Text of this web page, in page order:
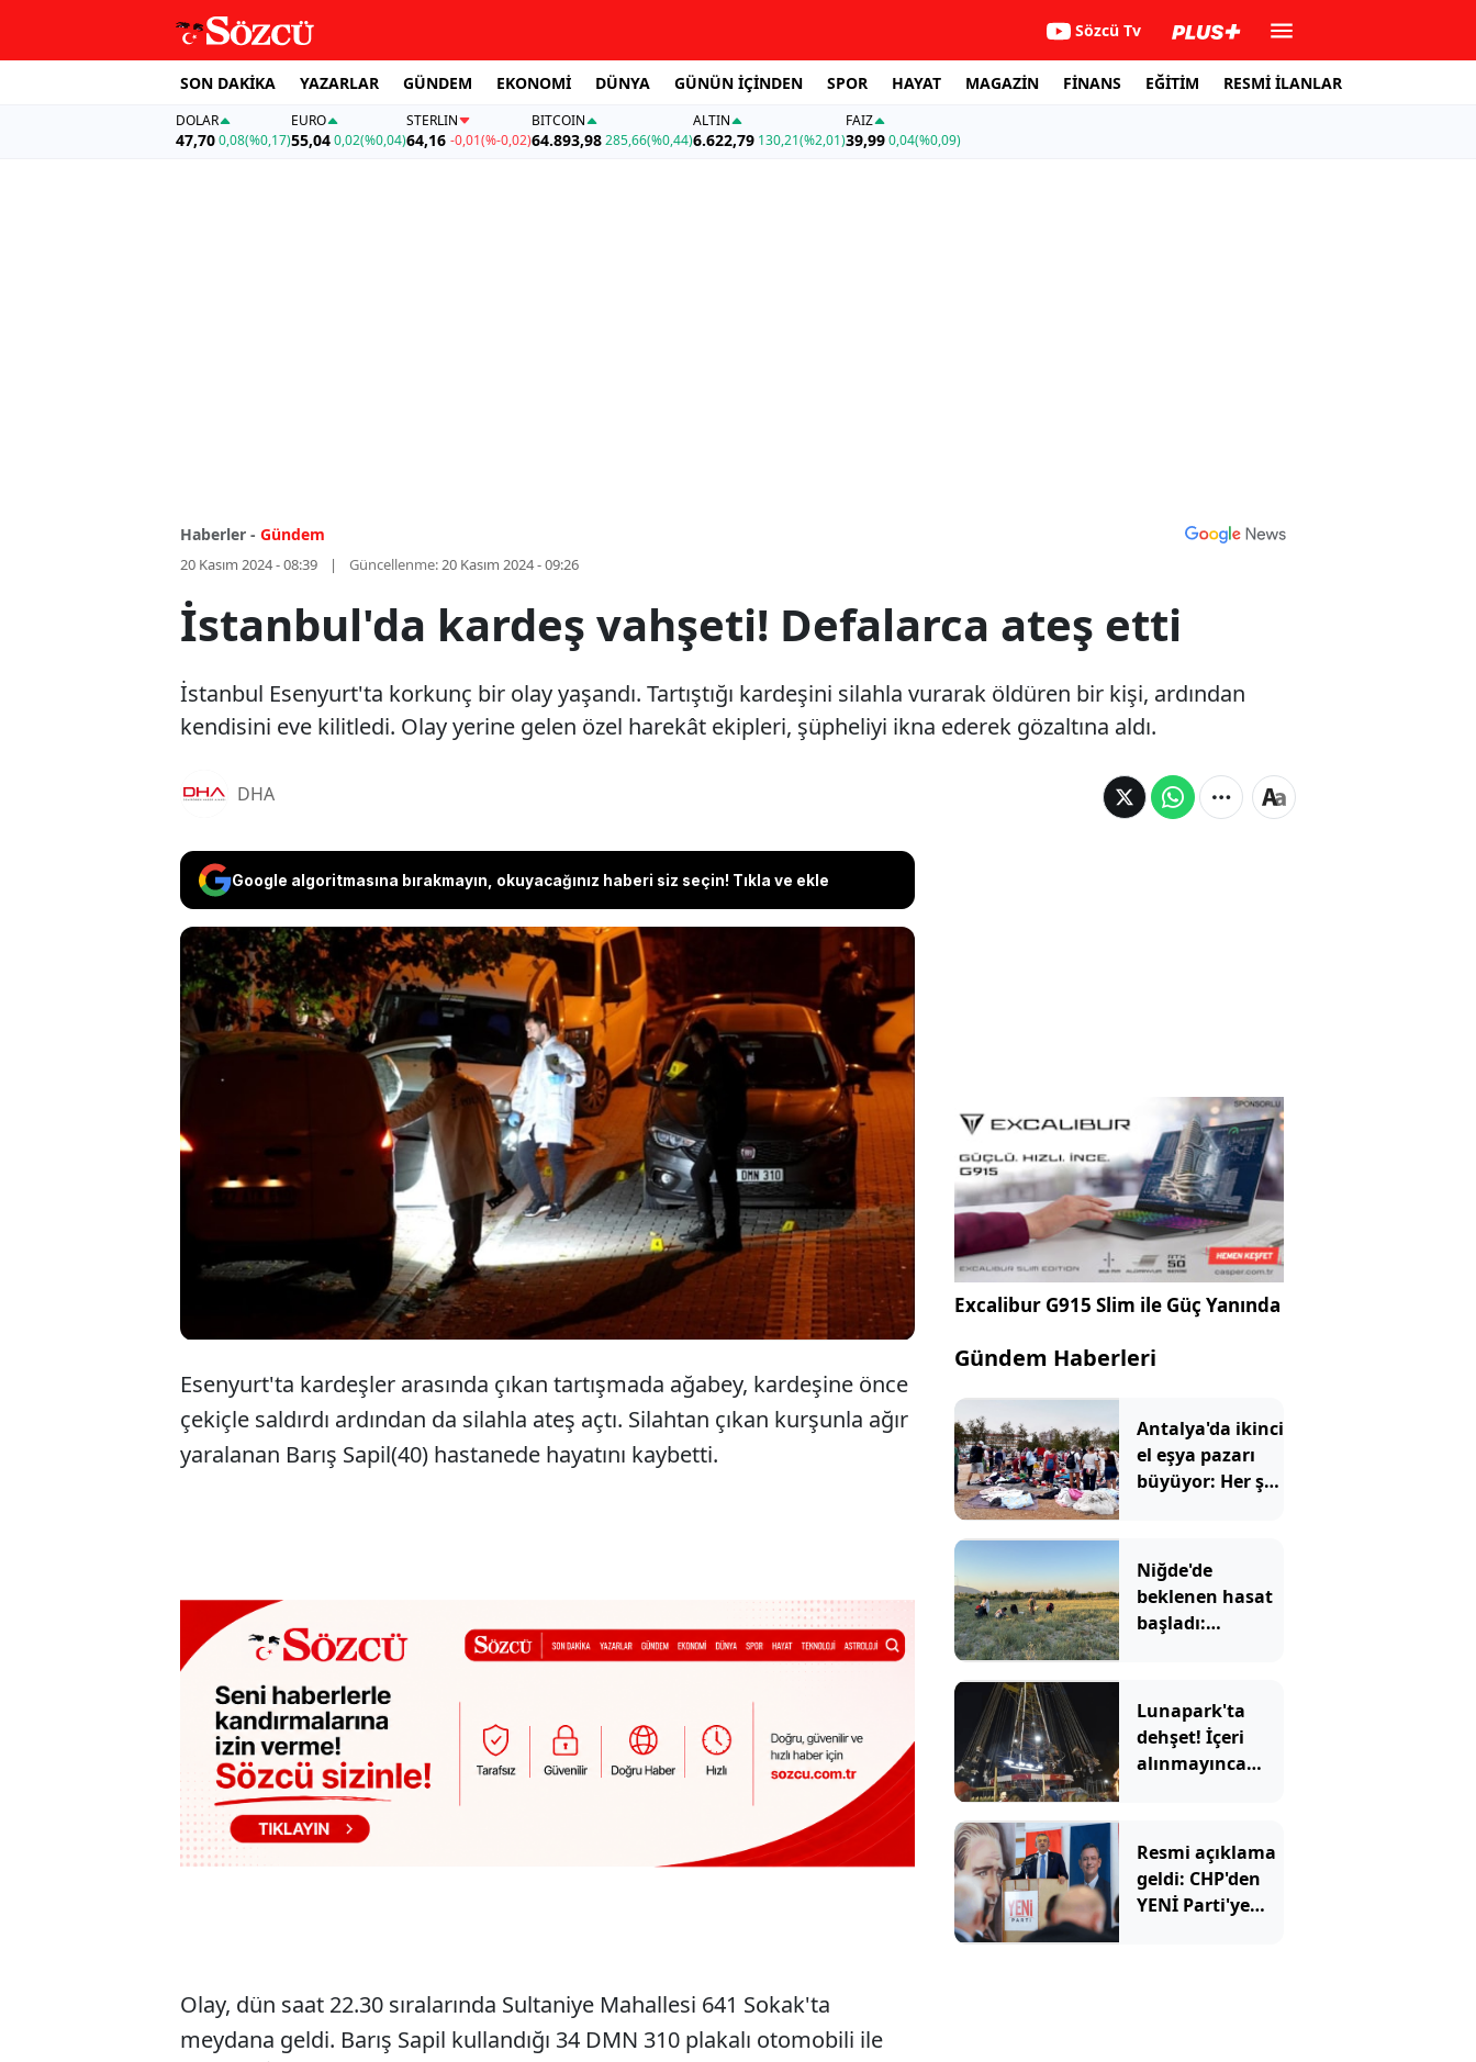
Sözcü Tv
SON DAKİKA YAZARLAR GÜNDEM EKONOMİ DÜNYA GÜNÜN İÇİNDEN SPOR HAYAT MAGAZİN FİNANS EĞİTİM RESMİ İLANLAR
DOLAR
47,700,08(%0,17)
EURO
55,04 0,02(%0,04)
STERLIN
64,16 -0,01(%-0,02)
BITCOIN
64.893,98285,66(%0,44)
ALTIN
6.622,79 130,21(%2,01)
FAİZ
39,990,04(%0,09)
Haberler - Gündem
20 Kasım 2024 - 08:39 Güncellenme:20 Kasım 2024 - 09:26
İstanbul'da kardeş vahşeti! Defalarca ateş etti
İstanbul Esenyurt'ta korkunç bir olay yaşandı. Tartıştığı kardeşini silahla vurarak öldüren bir kişi, ardından
kendisini eve kilitledi. Olay yerine gelen özel harekât ekipleri, şüpheliyi ikna ederek gözaltına aldı.
DHA
Google algoritmasına bırakmayın, okuyacağınız haberi siz seçin! Tıkla ve ekle
İstanbul Esenyurt'ta korkunç bir olay yaşandı. Tartıştığı
kardeşini silahla vurarak öldüren bir kişi, ardından kendisini
eve kilitledi. Olay yerine gelen özel harekât ekipleri, şüpheliyi
ikna ederek gözaltına aldı.
Esenyurt'ta kardeşler arasında çıkan tartışmada ağabey, kardeşine önce
çekiçle saldırdı ardından da silahla ateş açtı. Silahtan çıkan kurşunla ağır
yaralanan Barış Sapil(40) hastanede hayatını kaybetti.
Olay, dün saat 22.30 sıralarında Sultaniye Mahallesi 641 Sokak'ta
meydana geldi. Barış Sapil kullandığı 34 DMN 310 plakalı otomobili ile
Excalibur G915 Slim ile Güç Yanında
Gündem Haberleri
Antalya'da ikinci
el eşya pazarı
büyüyor: Her şey
Niğde'de
beklenen hasat
başladı:
Lunapark'ta
dehşet! İçeri
alınmayınca
Resmi açıklama
geldi: CHP'den
YENİ Parti'ye